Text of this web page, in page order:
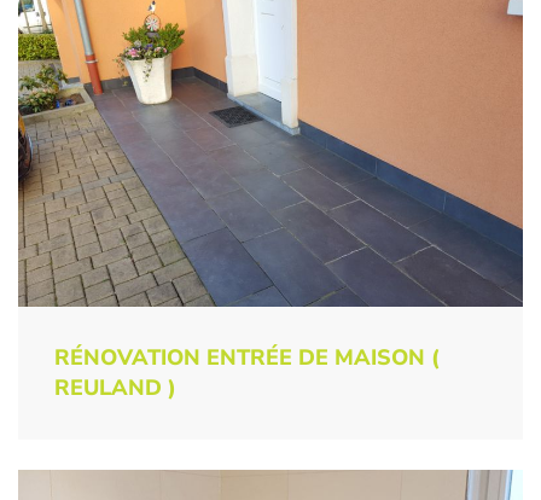
RÉNOVATION ENTRÉE DE MAISON (
REULAND )